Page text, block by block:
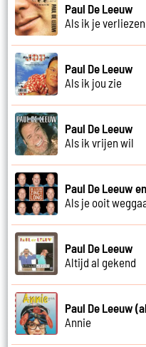
Paul De Leeuw
Als ik je
Paul De Leeuw
Als ik jou zie
Paul De Leeuw
Als ik vrijen wil
Paul De Leeuw
Als je ooit
Paul De Leeuw
Altijd al gekend
Paul De Leeuw
Annie